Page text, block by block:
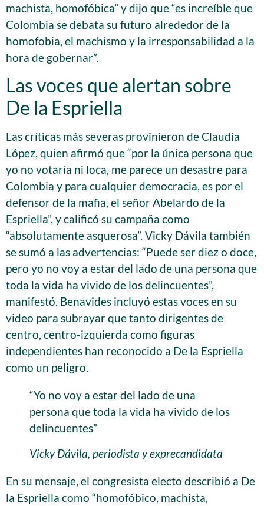
machista, homofóbica” y dijo que “es increíble que
Colombia se debata su futuro alrededor de la
homofobia, el machismo y la irresponsabilidad a la
hora de gobernar”.
Las voces que alertan sobre
De la Espriella
Las críticas más severas provinieron de Claudia
López, quien afirmó que “por la única persona que
yo no votaría ni loca, me parece un desastre para
Colombia y para cualquier democracia, es por el
defensor de la mafia, el señor Abelardo de la
Espriella”, y calificó su campaña como
“absolutamente asquerosa”. Vicky Dávila también
se sumó a las advertencias: “Puede ser diez o doce,
pero yo no voy a estar del lado de una persona que
toda la vida ha vivido de los delincuentes”,
manifestó. Benavides incluyó estas voces en su
video para subrayar que tanto dirigentes de
centro, centro-izquierda como figuras
independientes han reconocido a De la Espriella
como un peligro.
“Yo no voy a estar del lado de una
persona que toda la vida ha vivido de los
delincuentes”
Vicky Dávila, periodista y exprecandidata
En su mensaje, el congresista electo describió a De
la Espriella como “homofóbico, machista,